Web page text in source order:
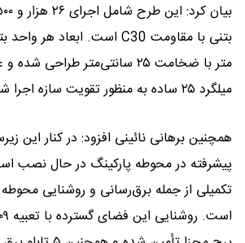
متر با ضخامت ۲۵ سانتی‌متر
میلگرد ۲۵ ساده به منظور تقویت سازه اجرا شده است.
همچنین برهانی نائینی افزود: در کنار این
پیشرفته در محوطه پارکینگ در حال نصب
تکمیلی از جمله برق‌رسانی و روشنایی